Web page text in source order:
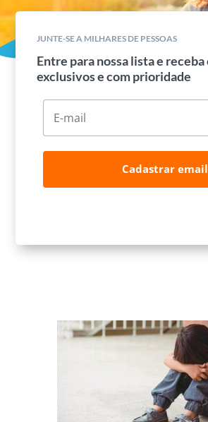
JUNTE-SE A MILHARES DE PESSOAS
Entre para nossa lista e
exclusivos e com prioridade
Cadastrar email